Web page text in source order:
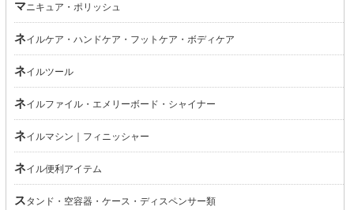
マニキュア・ポリッシュ
ネイルケア・ハンドケア・フットケア・ボディケア
ネイルツール
ネイルファイル・エメリーボード・シャイナー
ネイルマシン｜フィニッシャー
ネイル便利アイテム
スタンド・空容器・ケース・ディスペンサー類